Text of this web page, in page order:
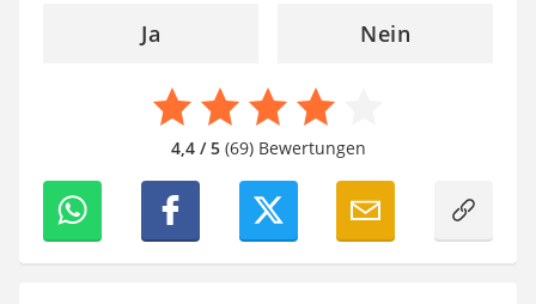
Ja Nein
4,4 / 5(69) Bewertungen